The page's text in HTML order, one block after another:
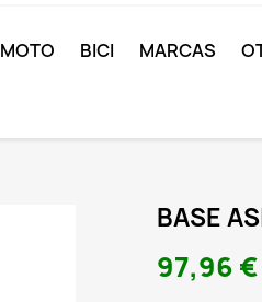
MOTO BICI MARCAS
BASE
97,96 €